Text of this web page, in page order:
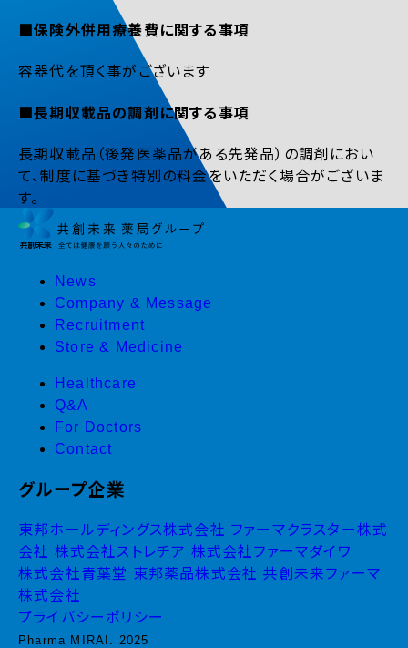
■保険外併用療養費に関する事項
容器代を頂く事がございます
■長期収載品の調剤に関する事項
長期収載品（後発医薬品がある先発品）の調剤におい
て、制度に基づき特別の料金をいただく場合がございま
す。
News
Company & Message
Recruitment
Store & Medicine
Healthcare
Q&A
For Doctors
Contact
グループ企業
東邦ホールディングス株式会社 ファーマクラスター株式
会社 株式会社ストレチア 株式会社ファーマダイワ
株式会社青葉堂 東邦薬品株式会社 共創未来ファーマ
株式会社
プライバシーポリシー
Pharma MIRAI. 2025